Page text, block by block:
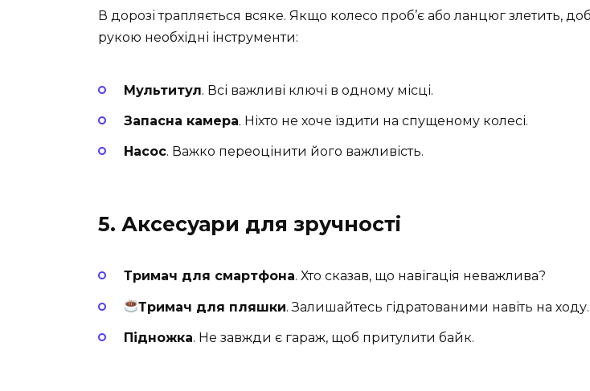
В дорозі трапляється всяке. Якщо колесо проб’є або ланцюг злетить,
рукою необхідні інструменти:
Мультитул. Всі важливі ключі в одному місці.
Запасна камера. Ніхто не хоче їздити на спущеному колесі.
Насос. Важко переоцінити його важливість.
5. Аксесуари для зручності
Тримач для смартфона. Хто сказав, що навігація неважлива?
Тримач для пляшки. Залишайтесь гідратованими навіть на ходу.
Підножка. Не завжди є гараж, щоб притулити байк.